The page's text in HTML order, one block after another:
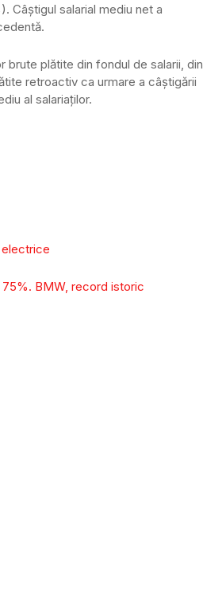
Câştigul salarial mediu net a
brute plătite din fondul de salarii, din
retroactiv ca urmare a câştigării
al salariaţilor.
electrice
75%. BMW, record istoric